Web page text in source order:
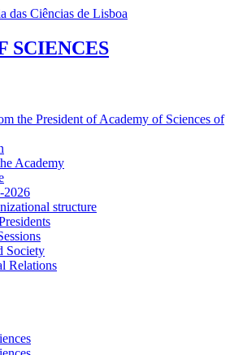
SCIENCES
the President of Academy of Sciences of
Academy
2026
structure
Society
Relations